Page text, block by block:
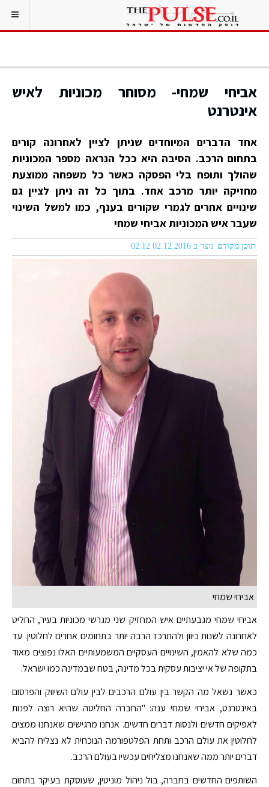
אביחי שמחי- מסוחר מכוניות לאיש
אינטרנט
אחד הדברים המיוחדים שניתן לציין לאחרונה קורים
בתחום הרכב. הסיבה היא ככל הנראה מספר המכוניות
שהולך ותופח בלי הפסקה כאשר כל משפחה ממוצעת
מחזיקה יותר מרכב אחד. בתוך כל זה ניתן לציין גם
שינויים אחרים לגמרי שקורים בענף, כמו למשל השינוי
שעבר איש המכוניות אביחי שמחי
תוכן מקודם נוצר ב 02.12.2016 02:12
אביחי שמחי
אביחי שמחי מגבעתיים איש המחזיק שני מגרשי מכוניות בעיר, החליט
לאחרונה לשנות כיוון ולהתרכז הרבה יותר בתחומים אחרים לחלוטין. עד
כמה שלא להאמין, השינויים העסקיים המשמעותיים האלו נפוצים מאוד
בתקופה של אי יציבות עסקית בכל מדינה, בטח שבמדינה כמו ישראל.
כאשר נשאל מה הקשר בין עולם הרכבים לבין עולם השיווק והפרסום
באינטרנט, אביחי שמחי ענה: "החברה החליטה שהיא רוצה לפנות
לאפיקים חדשים ולנסות דברים חדשים. אנחנו מרגישים שאנחנו ממצים
לחלוטין את עולם הרכב ותחת הפלטפורמה הנוכחית לא נצליח להביא
דברים יותר ממה שאנחנו מצליחים עכשיו בעולם הרכב.
השותפים החדשים בחברה, בול ניהול מוניטין, שעוסקת בעיקר בתחום